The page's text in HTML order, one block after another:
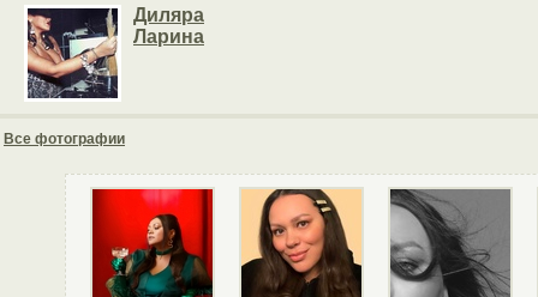
Диляра
Ларина
Все фотографии